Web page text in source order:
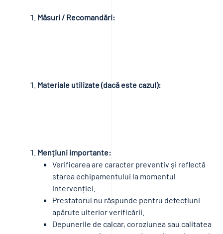
Măsuri / Recomandări:
Materiale utilizate (dacă este cazul):
Mențiuni importante:
Verificarea are caracter preventiv și reflectă
starea echipamentului la momentul
intervenției.
Prestatorul nu răspunde pentru defecțiuni
apărute ulterior verificării.
Depunerile de calcar, coroziunea sau calitatea